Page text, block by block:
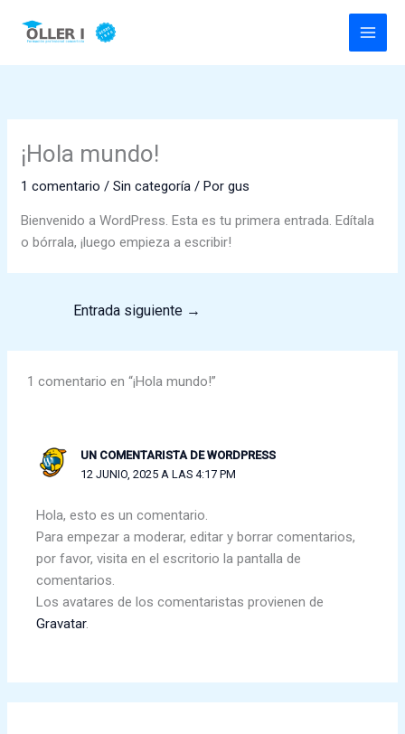
¡Hola mundo!
1 comentario /Sin categoría / Porgus
Bienvenido a WordPress. Esta es tu primera entrada. Edítala
o bórrala, ¡luego empieza a escribir!
Entrada siguiente →
1 comentario en “¡Hola mundo!”
UN COMENTARISTA DE WORDPRESS
12 JUNIO, 2025 A LAS 4:17 PM
Hola, esto es un comentario.
Para empezar a moderar, editar y borrar comentarios,
por favor, visita en el escritorio la pantalla de
comentarios.
Los avatares de los comentaristas provienen de
Gravatar.